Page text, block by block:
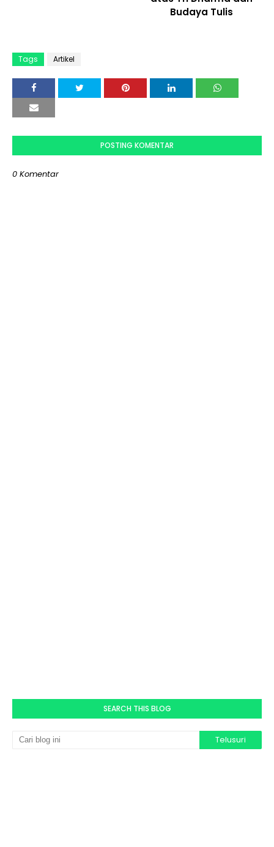
Budaya Tulis
Tags Artikel
POSTING KOMENTAR
0 Komentar
SEARCH THIS BLOG